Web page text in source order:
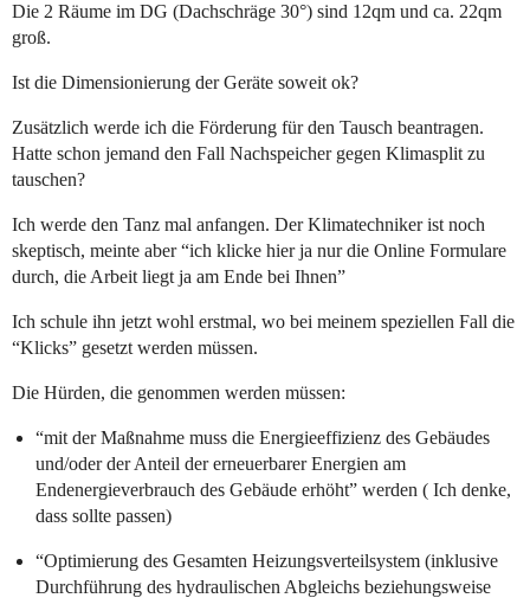
Die 2 Räume im DG (Dachschräge 30°) sind 12qm und ca. 22qm
groß.
Ist die Dimensionierung der Geräte soweit ok?
Zusätzlich werde ich die Förderung für den Tausch beantragen.
Hatte schon jemand den Fall Nachspeicher gegen Klimasplit zu
tauschen?
Ich werde den Tanz mal anfangen. Der Klimatechniker ist noch
skeptisch, meinte aber “ich klicke hier ja nur die Online Formulare
durch, die Arbeit liegt ja am Ende bei Ihnen”
Ich schule ihn jetzt wohl erstmal, wo bei meinem speziellen Fall die
“Klicks” gesetzt werden müssen.
Die Hürden, die genommen werden müssen:
“mit der Maßnahme muss die Energieeffizienz des Gebäudes
und/oder der Anteil der erneuerbarer Energien am
Endenergieverbrauch des Gebäude erhöht” werden ( Ich denke,
dass sollte passen)
“Optimierung des Gesamten Heizungsverteilsystem (inklusive
Durchführung des hydraulischen Abgleichs beziehungsweise